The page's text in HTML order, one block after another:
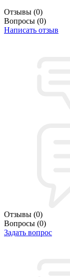
Отзывы (0)
Вопросы (0)
Написать отзыв
Отзывы (0)
Вопросы (0)
Задать вопрос